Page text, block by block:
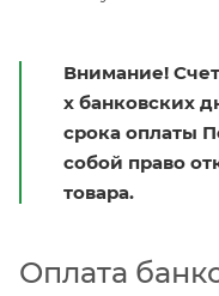
Внимание!
х банковских
срока оплаты
собой право
товара.
Оплата